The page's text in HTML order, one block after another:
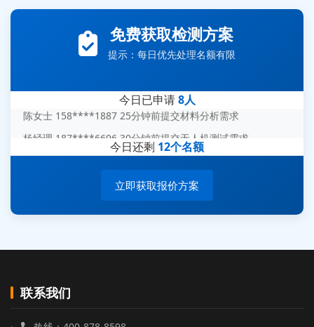
免费获取检测方案
提示：每日优先处理名额有限
今日已申请8人
王经理 186****9012 7分钟前提交并网/涉网试验需求
赵总 135****7688 12分钟前提交芯片失效分析需求
陈女士 158****1887 25分钟前提交材料分析需求
周总 136****0539 35分钟前提交机器人测试需求
今日还剩 12个名额
立即获取报价方案
联系我们